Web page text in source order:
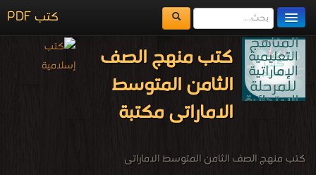
كتب PDF
مكتبة الكتب
المكتبات
يُقرأ حالياً
اضف كتاب
كتب منهج الصف
الثامن المتوسط
الاماراتى مكتبة
كتب منهج الصف الثامن المتوسط الاماراتى